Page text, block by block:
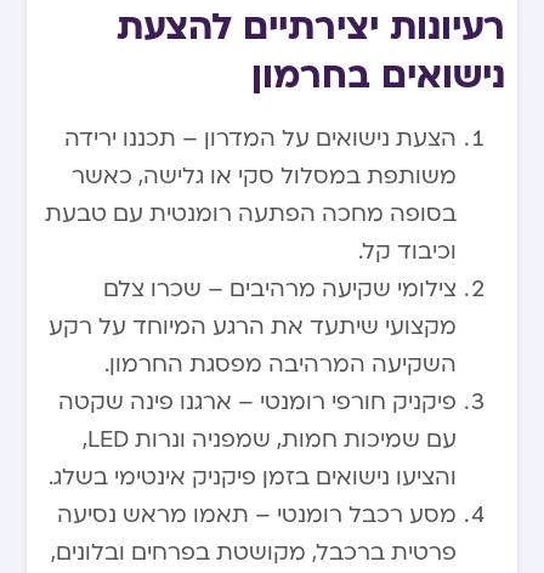
רעיונות יצירתיים להצעת
נישואים בחרמון
הצעת נישואים על המדרון – תכננו ירידה
משותפת במסלול סקי או גלישה, כאשר
בסופה מחכה הפתעה רומנטית עם טבעת
וכיבוד קל.
צילומי שקיעה מרהיבים – שכרו צלם
מקצועי שיתעד את הרגע המיוחד על רקע
השקיעה המרהיבה מפסגת החרמון.
פיקניק חורפי רומנטי – ארגנו פינה שקטה
עם שמיכות חמות, שמפניה ונרות LED,
והציעו נישואים בזמן פיקניק אינטימי בשלג.
מסע רכבל רומנטי – תאמו מראש נסיעה
פרטית ברכבל, מקושטת בפרחים ובלונים,